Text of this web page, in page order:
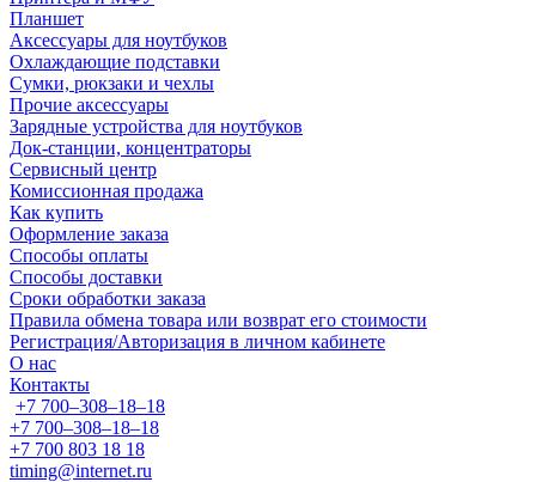
Планшет
Аксессуары для ноутбуков
Охлаждающие подставки
Сумки, рюкзаки и чехлы
Прочие аксессуары
Зарядные устройства для ноутбуков
Док-станции, концентраторы
Сервисный центр
Комиссионная продажа
Как купить
Оформление заказа
Способы оплаты
Способы доставки
Сроки обработки заказа
Правила обмена товара или возврат его стоимости
Регистрация/Авторизация в личном кабинете
О нас
Контакты
+7 700‒308‒18‒18
+7 700‒308‒18‒18
+7 700 803 18 18
timing@internet.ru